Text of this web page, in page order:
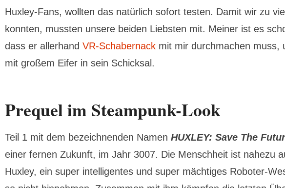
Huxley-Fans, wollten das natürlich sofort testen. Damit wir zu
konnten, mussten unsere beiden Liebsten mit. Meiner ist es
dass er allerhand VR-Schabernack mit mir durchmachen muss,
mit großem Eifer in sein Schicksal.
Prequel im Steampunk-Look
Teil 1 mit dem bezeichnenden Namen HUXLEY: Save The
einer fernen Zukunft, im Jahr 3007. Die Menschheit ist nahezu
Huxley, ein super intelligentes und super mächtiges Roboter-